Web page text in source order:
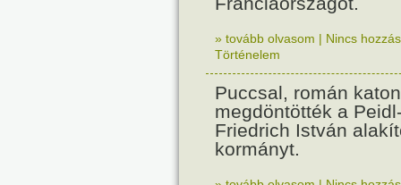
» tovább olvasom | Nincs
Történelem
Puccsal, román
megdöntötték a
Friedrich István
kormányt.